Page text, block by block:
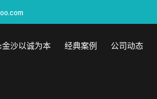
金沙以诚为本 经典案例 公司动态